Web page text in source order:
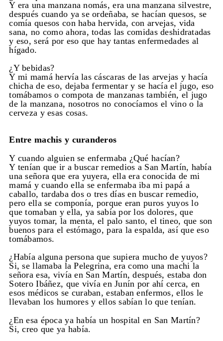
Y era una manzana nomás, era una manzana silvestre,
después cuando ya se ordeñaba, se hacían quesos, se
comía quesos con haba hervida, con arvejas, vida
sana, no como ahora, todas las comidas deshidratadas
y eso, será por eso que hay tantas enfermedades al
hígado.
¿Y bebidas?
Y mi mamá hervía las cáscaras de las arvejas y hacía
chicha de eso, dejaba fermentar y se hacía el jugo, eso
tomábamos o compota de manzanas también, el jugo
de la manzana, nosotros no conocíamos el vino o la
cerveza y esas cosas.
Entre machis y curanderos
Y cuando alguien se enfermaba ¿Qué hacían?
Y tenían que ir a buscar remedios a San Martín, había
una señora que era yuyera, ella era conocida de mi
mamá y cuando ella se enfermaba iba mi papá a
caballo, tardaba dos o tres días en buscar remedio,
pero ella se componía, porque eran puros yuyos lo
que tomaban y ella, ya sabía por los dolores, que
yuyos tomar, la menta, el palo santo, el tineo, que son
buenos para el estómago, para la espalda, así que eso
tomábamos.
¿Había alguna persona que supiera mucho de yuyos?
Si, se llamaba la Pelegrina, era como una machi la
señora esa, vivía en San Martín, después, estaba don
Sotero Ibáñez, que vivía en Junín por ahí cerca, en
esos médicos se curaban, estaban enfermos, ellos le
llevaban los humores y ellos sabían lo que tenían.
¿En esa época ya había un hospital en San Martín?
Si, creo que ya había.